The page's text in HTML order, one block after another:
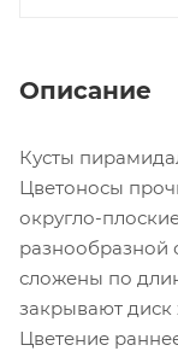
Описание
Кусты
Цветоносы
округло-
разнообразной
сложены по
закрывают диск
Цветение